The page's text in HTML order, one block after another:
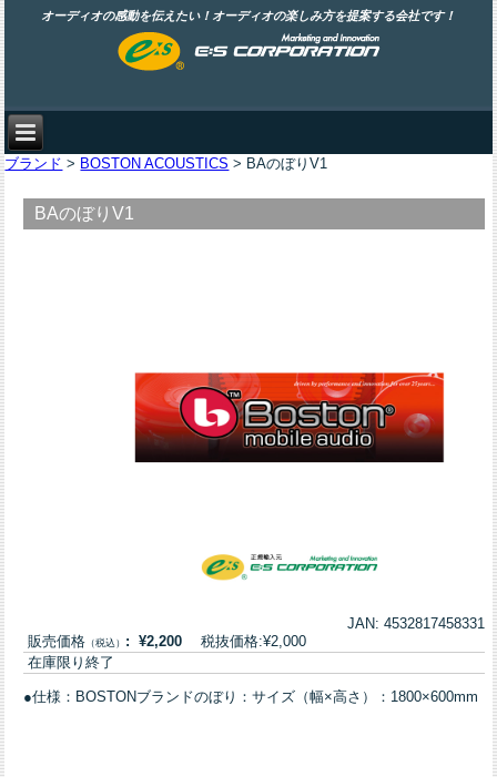
オーディオの感動を伝えたい！オーディオの楽しみ方を提案する会社です！
ブランド > BOSTON ACOUSTICS > BAのぼりV1
BAのぼりV1
JAN: 4532817458331
販売価格 （税込） : ¥2,200 税抜価格:¥2,000
在庫限り終了
●仕様：BOSTONブランドのぼり：サイズ（幅×高さ）：1800×600mm